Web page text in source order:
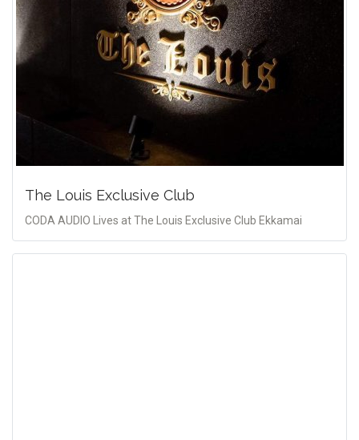
The Louis Exclusive Club
CODA AUDIO Lives at The Louis Exclusive Club Ekkamai